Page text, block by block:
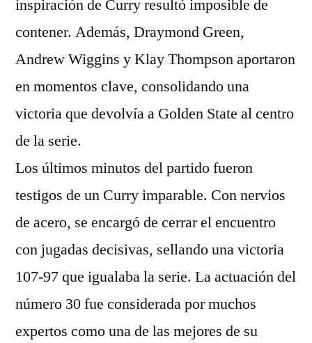
inspiración de Curry resultó imposible de
contener. Además, Draymond Green,
Andrew Wiggins y Klay Thompson aportaron
en momentos clave, consolidando una
victoria que devolvía a Golden State al centro
de la serie.
Los últimos minutos del partido fueron
testigos de un Curry imparable. Con nervios
de acero, se encargó de cerrar el encuentro
con jugadas decisivas, sellando una victoria
107-97 que igualaba la serie. La actuación del
número 30 fue considerada por muchos
expertos como una de las mejores de su